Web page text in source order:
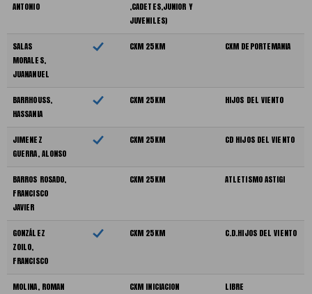
ANTONIO
,CADETES,JUNIOR Y
JUVENILES)
SALAS
MORALES,
JUANANUEL
CXM 25KM CXM DEPORTEMANIA
BARRHOUSS,
HASSANIA
CXM 25KM HIJOS DEL VIENTO
JIMENEZ
GUERRA, ALONSO
CXM 25KM CD HIJOS DEL VIENTO
BARROS ROSADO,
FRANCISCO
JAVIER
CXM 25KM ATLETISMO ASTIGI
GONZÁLEZ
ZOILO,
FRANCISCO
CXM 25KM C.D.HIJOS DEL VIENTO
MOLINA, ROMAN
CXM INICIACION
LIBRE